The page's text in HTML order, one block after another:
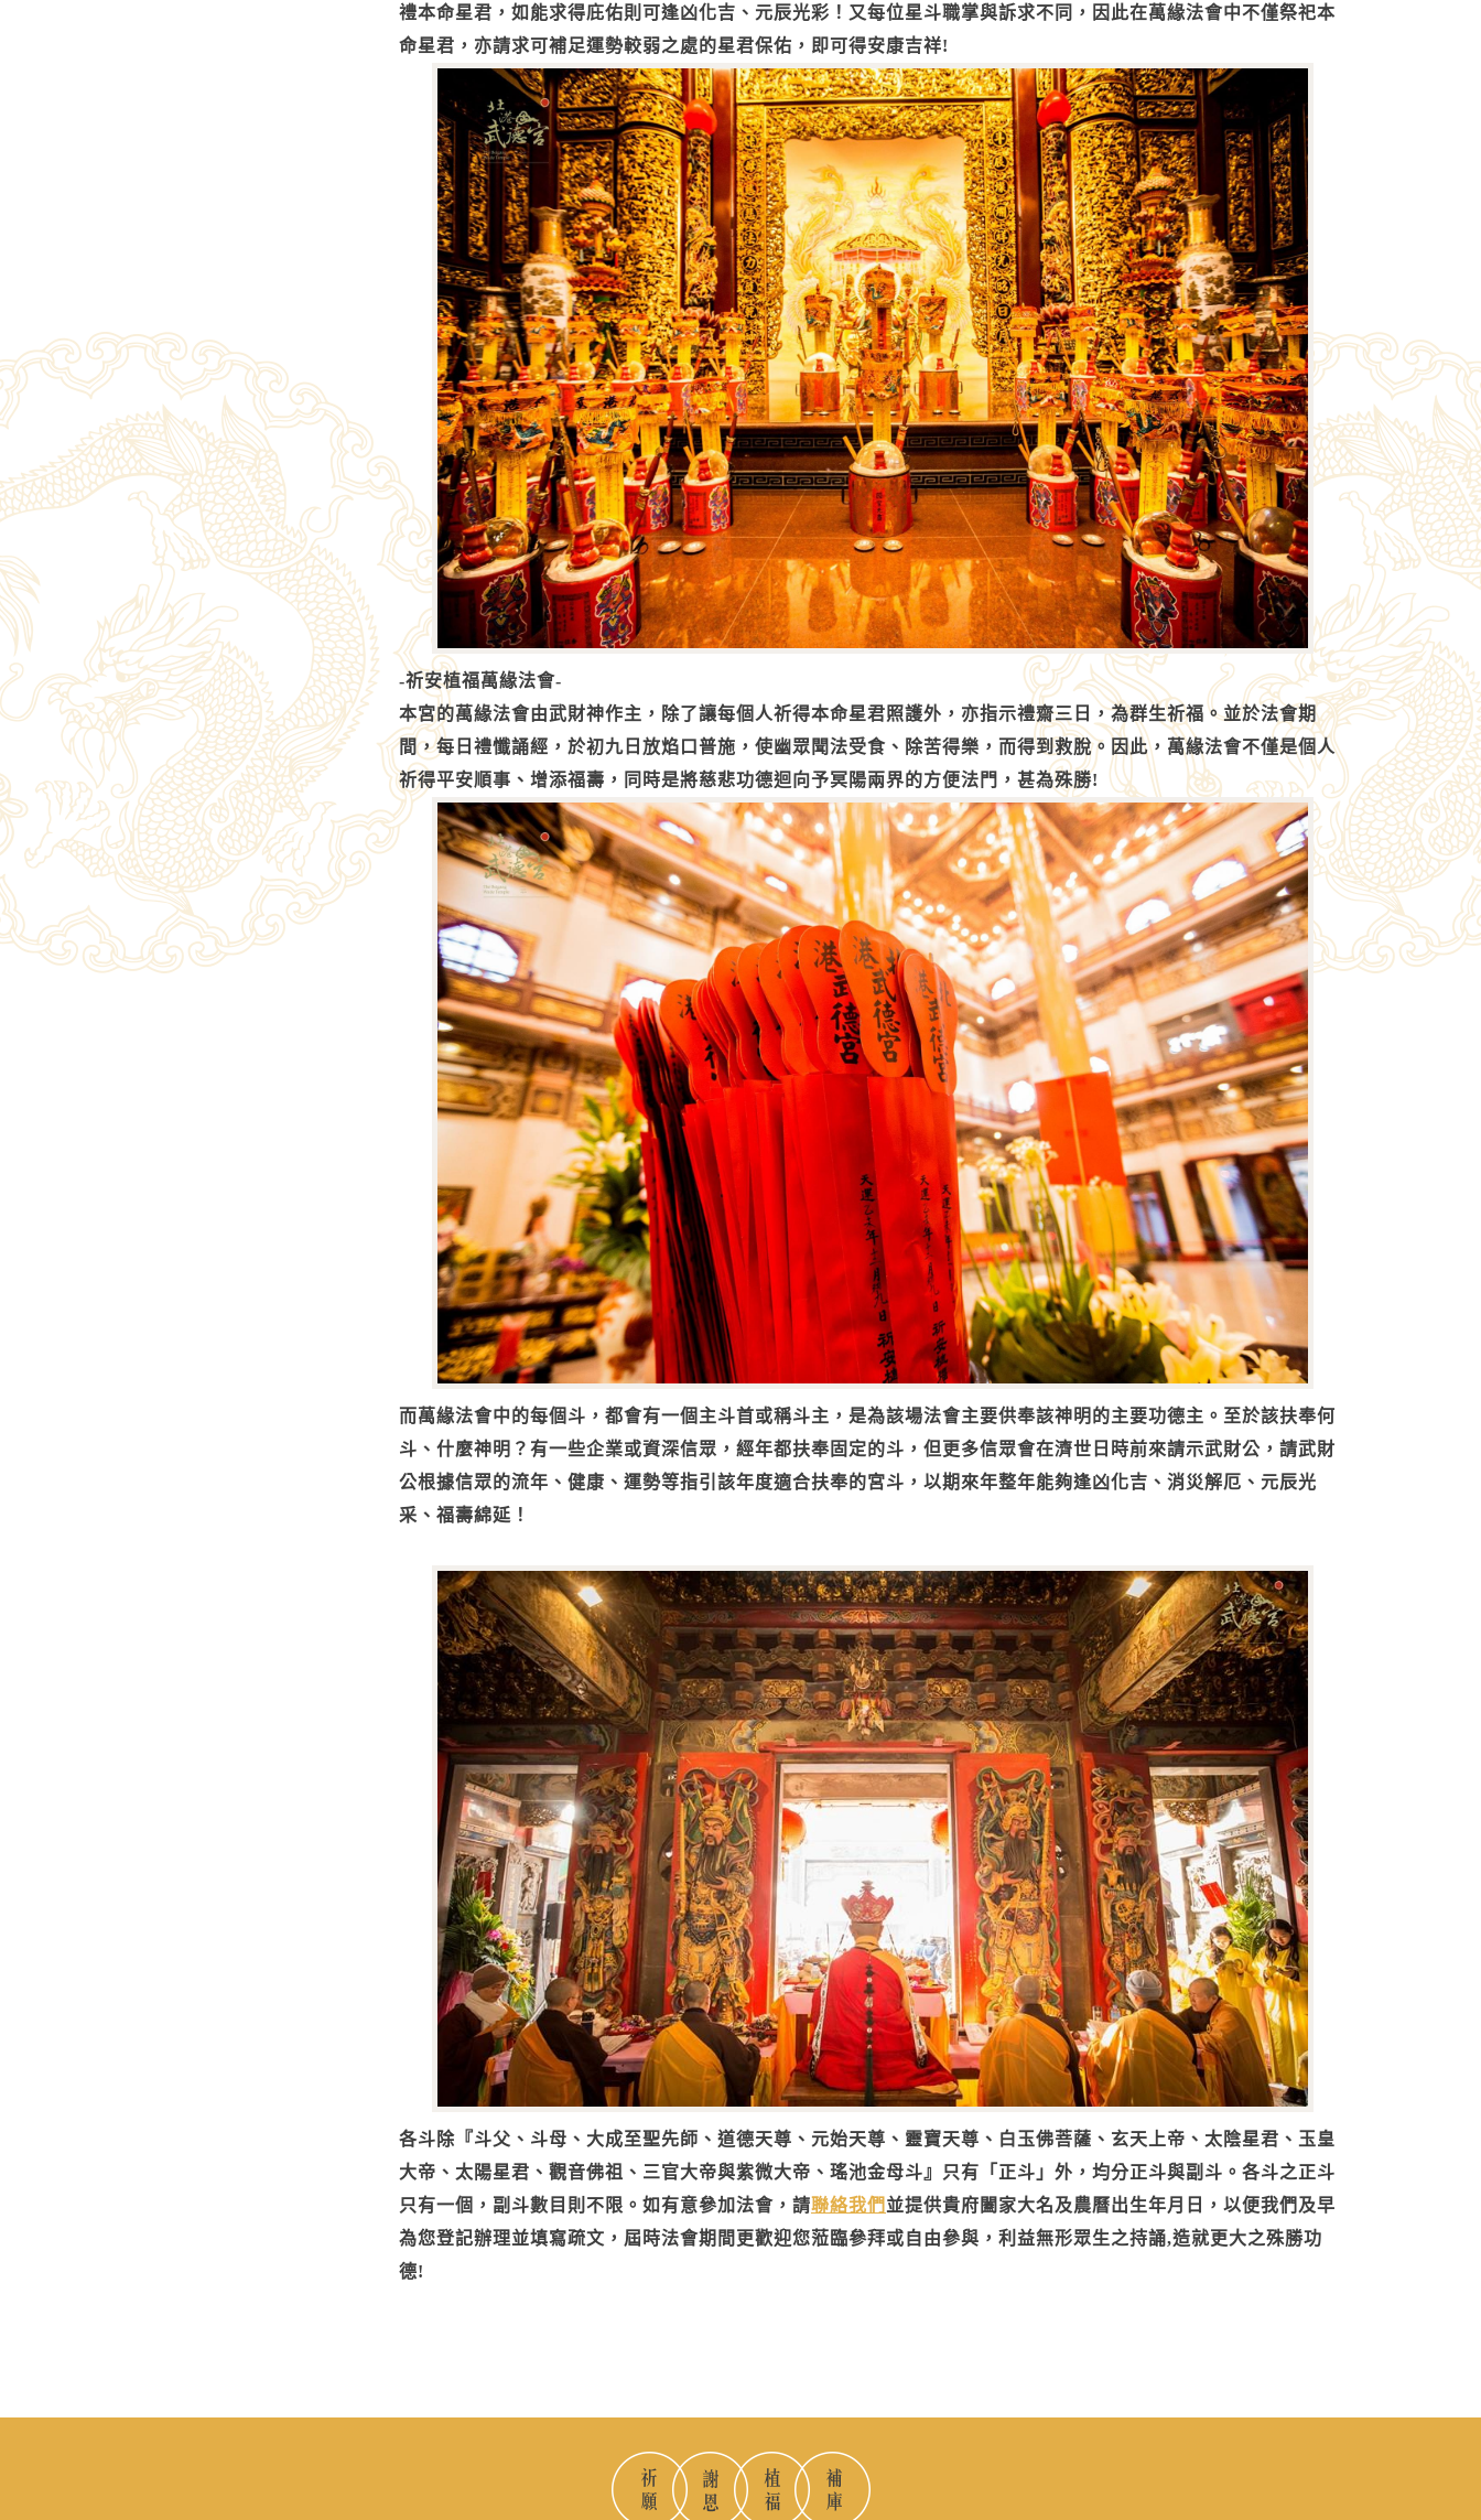
禮本命星君，如能求得庇佑則可逢凶化吉、元辰光彩！又每位星斗職掌與訴求不同，因此在萬緣法會中不僅祭祀本
命星君，亦請求可補足運勢較弱之處的星君保佑，即可得安康吉祥!
-祈安植福萬緣法會-
本宮的萬緣法會由武財神作主，除了讓每個人祈得本命星君照護外，亦指示禮齋三日，為群生祈福。並於法會期
間，每日禮懺誦經，於初九日放焰口普施，使幽眾聞法受食、除苦得樂，而得到救脫。因此，萬緣法會不僅是個人
祈得平安順事、增添福壽，同時是將慈悲功德迴向予冥陽兩界的方便法門，甚為殊勝!
而萬緣法會中的每個斗，都會有一個主斗首或稱斗主，是為該場法會主要供奉該神明的主要功德主。至於該扶奉何
斗、什麼神明？有一些企業或資深信眾，經年都扶奉固定的斗，但更多信眾會在濟世日時前來請示武財公，請武財
公根據信眾的流年、健康、運勢等指引該年度適合扶奉的宮斗，以期來年整年能夠逢凶化吉、消災解厄、元辰光
采、福壽綿延！
各斗除『斗父、斗母、大成至聖先師、道德天尊、元始天尊、靈寶天尊、白玉佛菩薩、玄天上帝、太陰星君、玉皇
大帝、太陽星君、觀音佛祖、三官大帝與紫微大帝、瑤池金母斗』只有「正斗」外，均分正斗與副斗。各斗之正斗
只有一個，副斗數目則不限。如有意參加法會，請聯絡我們 並提供貴府闔家大名及農曆出生年月日，以便我們及早
為您登記辦理並填寫疏文，屆時法會期間更歡迎您蒞臨參拜或自由參與，利益無形眾生之持誦,造就更大之殊勝功
德!